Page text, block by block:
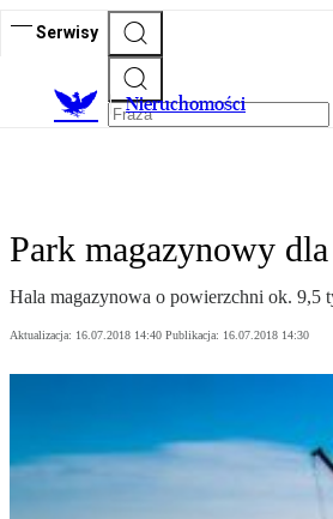
Serwisy
Nieruchomości
Park magazynowy
Hala magazynowa o powierzchni ok.
Aktualizacja: 16.07.2018 14:40 Publikacja: 16.07.2018 14:30